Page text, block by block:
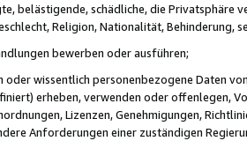
belästigende, schädliche, die Privatsphäre
Religion, Nationalität, Behinderung,
bewerben oder ausführen;
oder wissentlich personenbezogene Daten
erheben, verwenden oder offenlegen,
Lizenzen, Genehmigungen,
Anforderungen einer zuständigen